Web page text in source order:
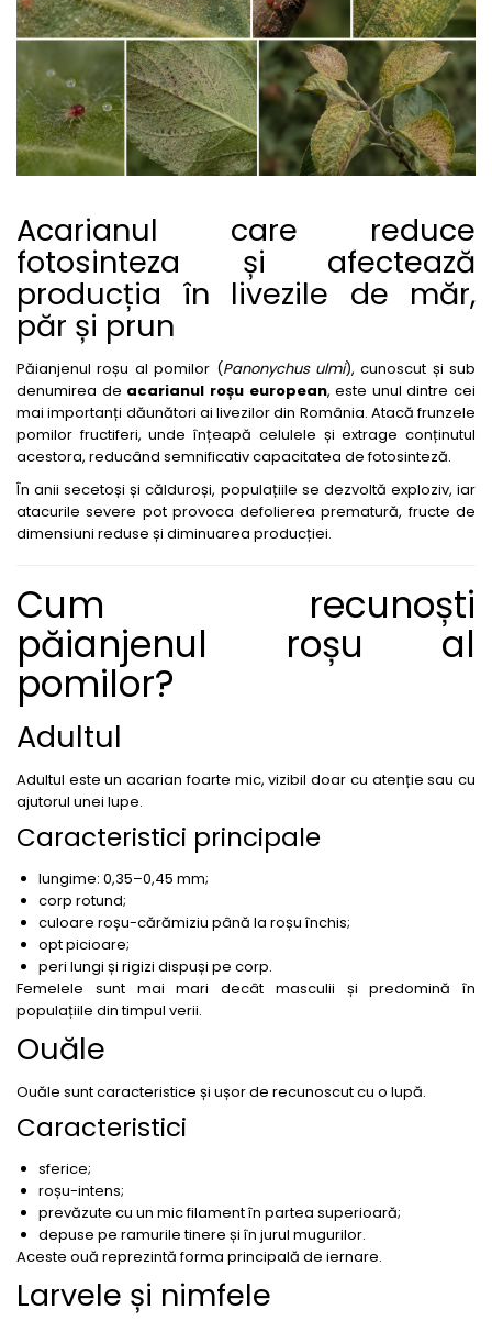
ARBUȘTI FRUCTIFERI
Erbicide
Fungicide
Insecticide
Acaricide
Fertilizanți foliari
Erbicide
Fungicide
Insecticide
Fertilizanți foliari
Dezinfectant sol
ARPAGIC
Erbicide
BOB
BROCCOLI
Fungicide
Fertilizanți foliari
BUMBAC
Fertilizanți foliari
CAIS
Fungicide
Insecticide
Acaricide
Biostimulatori
Adjuvanți
CAMELINĂ
Fungicide
CÂNEPĂ
Fungicide
Insecticide
Erbicide
Fungicide
Insecticide
Acaricide
Biostimulatori
Fertilizanți foliari
Erbicide
ARDEI IUTE
Insecticide
BUMBAC
Fertilizanți foliari
CAIS
Fungicide
Acaricide
Biostimulatori
Fertilizanți foliari
Adjuvanți
CĂPȘUN
Fungicide
Insecticide
Acaricide
Fertilizanți foliari
CARTOF
Fungicide
Biostimulatori
Fertilizanți foliari
CASTRAVEȚI
Fungicide
Insecticide
Acaricide
CASTRAVEȚI CORNIȘON
Insecticide
Insecticide
Biostimulatori
Fertilizanți foliari
CEREALE PĂIOASE
Insecticide
Biostimulatori
CIREȘ
Fungicide
Insecticide
Biostimulatori
Fertilizanți foliari
Adjuvanți
Fertilizanți foliari
Acarianul care reduce
fotosinteza și afectează
producția în livezile de măr,
păr și prun
Păianjenul roșu al pomilor (Panonychus ulmi), cunoscut și sub
denumirea de acarianul roșu european, este unul dintre cei
mai importanți dăunători ai livezilor din România. Atacă frunzele
pomilor fructiferi, unde înțeapă celulele și extrage conținutul
acestora, reducând semnificativ capacitatea de fotosinteză.
În anii secetoși și călduroși, populațiile se dezvoltă exploziv, iar
atacurile severe pot provoca defolierea prematură, fructe de
dimensiuni reduse și diminuarea producției.
Cum recunoști
păianjenul roșu al
pomilor?
Adultul
Adultul este un acarian foarte mic, vizibil doar cu atenție sau cu
ajutorul unei lupe.
Caracteristici principale
lungime: 0,35–0,45 mm;
corp rotund;
culoare roșu-cărămiziu până la roșu închis;
opt picioare;
peri lungi și rigizi dispuși pe corp.
Femelele sunt mai mari decât masculii și predomină în
populațiile din timpul verii.
Ouăle
Ouăle sunt caracteristice și ușor de recunoscut cu o lupă.
Caracteristici
sferice;
roșu-intens;
prevăzute cu un mic filament în partea superioară;
depuse pe ramurile tinere și în jurul mugurilor.
Aceste ouă reprezintă forma principală de iernare.
Larvele și nimfele